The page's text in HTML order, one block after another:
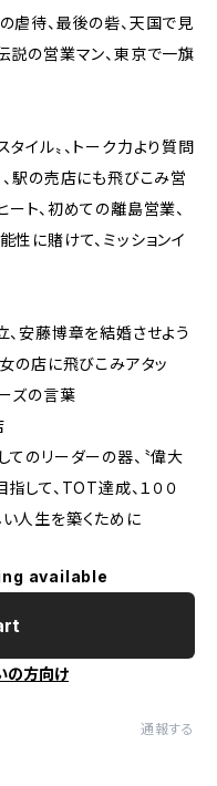
虐待、最後の砦、天国で見
説の営業マン、東京で一旗
イル〟、トーク力より質問
、駅の売店にも飛びこみ営
ト、初めての離島営業、
性に賭けて、ミッションイ
、安藤博章を結婚させよう
の店に飛びこみアタッ
ズの言葉
のリーダーの器、〝偉大
して、TOT達成、１００
人生を築くために
available
の方向け
通報する